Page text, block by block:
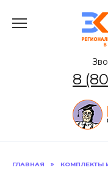
содержанию
8
ГЛАВНАЯ » КОМПЛЕКТЫ